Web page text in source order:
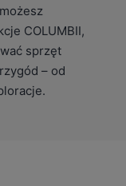
COLUMBII,
sprzęt
– od